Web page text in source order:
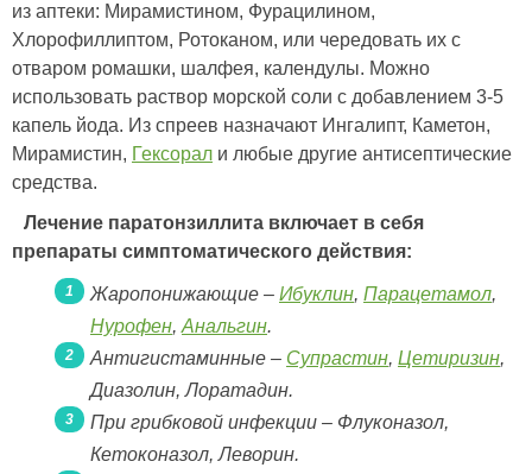
из аптеки: Мирамистином, Фурацилином,
Хлорофиллиптом, Ротоканом, или чередовать их с
отваром ромашки, шалфея, календулы. Можно
использовать раствор морской соли с добавлением 3-5
капель йода. Из спреев назначают Ингалипт, Каметон,
Мирамистин, Гексорал и любые другие антисептические
средства.
Лечение паратонзиллита включает в себя
препараты симптоматического действия:
Жаропонижающие – Ибуклин, Парацетамол,
Нурофен, Анальгин.
Антигистаминные – Супрастин, Цетиризин,
Диазолин, Лоратадин.
При грибковой инфекции – Флуконазол,
Кетоконазол, Леворин.